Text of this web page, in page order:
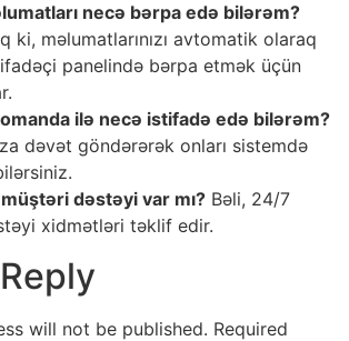
necə bərpa edə bilərəm?
ki, məlumatlarınızı avtomatik olaraq
panelində bərpa etmək üçün
ilə necə istifadə edə bilərəm?
dəvət göndərərək onları sistemdə
dəstəyi var mı? Bəli, 24/7
xidmətləri təklif edir.
will not be published. Required